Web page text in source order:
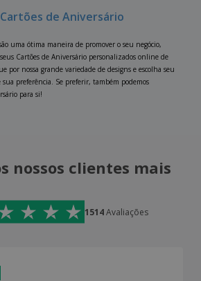
de Aniversário
uma ótima maneira de promover o seu negócio,
Cartões de Aniversário personalizados online de
por nossa grande variedade de designs e escolha seu
preferência. Se preferir, também podemos
para si!
nossos clientes mais
1514Avaliações